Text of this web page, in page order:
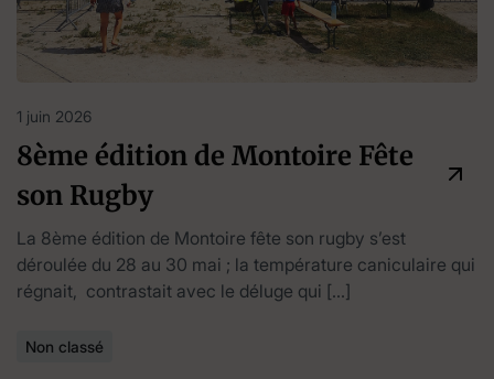
1 juin 2026
8ème édition de Montoire Fête
son Rugby
La 8ème édition de Montoire fête son rugby s’est
déroulée du 28 au 30 mai ; la température caniculaire qui
régnait, contrastait avec le déluge qui […]
Non classé